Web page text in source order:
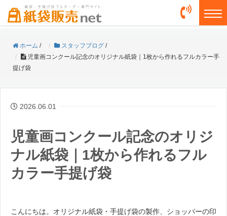
ホーム / スタッフブログ /
児童画コンクール記念のオリジナル紙袋｜1枚から作れるフルカラー手
提げ袋
2026.06.01
児童画コンクール記念のオリジ
ナル紙袋｜1枚から作れるフル
カラー手提げ袋
こんにちは。オリジナル紙袋・手提げ袋の製作、ショッパーの印